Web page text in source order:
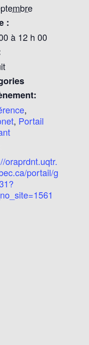
:
à 12 h 00
,
, Portail
oraprdnt.uqtr.
portail/g